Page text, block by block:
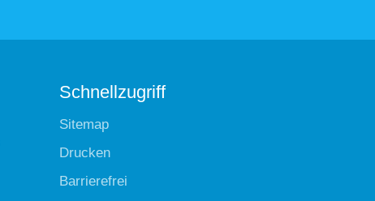
Schnellzugriff
Sitemap
Drucken
Barrierefrei